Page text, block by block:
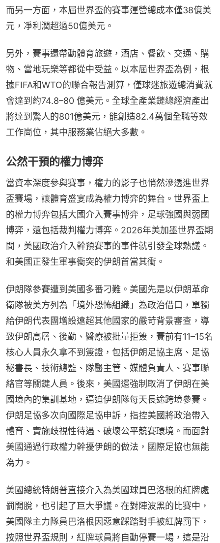
而另一方面，本屆世界盃的賽事運營總成本僅38億美
元，凈利潤超過50億美元。
另外，賽事還帶動體育旅遊，酒店、餐飲、交通、購
物、當地玩樂等都從中受益。以本屆世界盃為例，根
據FIFA和WTO的聯合報告測算，僅球迷旅遊總消費就
會達到約74.8–80 億美元。全球全產業鏈總經濟產出
將達到驚人的801億美元，能創造82.4萬個全職等效
工作崗位，其中服務業佔絕大多數。
公然干預的權力博弈
當資本深度參與賽事，權力的影子也悄然滲透進世界
盃賽場，讓體育盛宴成為權力博弈的舞台。世界盃上
的權力博弈包括大國介入賽事博弈，足球強國與弱國
博弈，還包括裁判權力博弈。2026年美加墨世界盃期
間，美國政治介入幹預賽事的事件就引發全球熱議。
和美國正發生軍事衝突的伊朗首當其衝。
伊朗隊參賽遭到美國多番刁難。美國先是以伊朗革命
衛隊被美方列為「境外恐怖組織」為政治借口，單獨
給伊朗代表團增設遠超其他國家的嚴苛背景審查，導
致伊朗高層、後勤、醫療被批量拒簽，賽前有11–15名
核心人員永久拿不到簽證，包括伊朗足協主席、足協
秘書長、技術總監、隊醫主管、媒體負責人、賽事聯
絡官等關鍵人員。後來，美國還強制取消了伊朗在美
國境內的集訓基地，逼迫伊朗隊每天長途跨境參賽。
伊朗足協多次向國際足協申訴，指控美國將政治帶入
體育、實施歧視性待遇、破壞公平競賽環境。而面對
美國通過行政權力幹擾伊朗的做法，國際足協也無能
為力。
美國總統特朗普直接介入為美國球員巴洛根的紅牌處
罰開脫，也引起了巨大爭議。在對陣波黑的比賽中，
美國隊主力隊員巴洛根因惡意踩踏對手被紅牌罰下，
按照世界盃規則，紅牌球員將自動停賽一場，這是沿